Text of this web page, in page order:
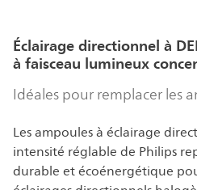
Éclairage directionnel à
à faisceau lumineux
Idéales pour remplacer les
Les ampoules à éclairage
intensité réglable de Philips
durable et écoénergétique